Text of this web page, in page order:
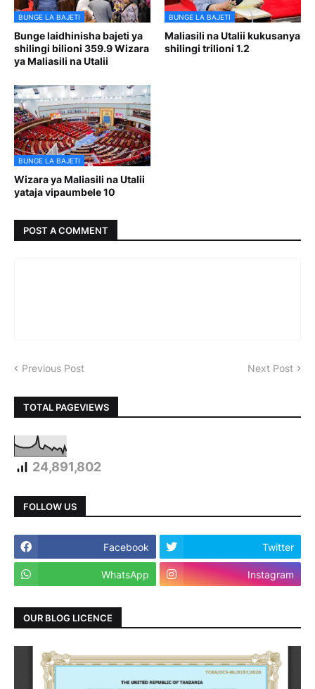
BUNGE LA BAJETI
Bunge laidhinisha bajeti ya
shilingi bilioni 359.9 Wizara
ya Maliasili na Utalii
BUNGE LA BAJETI
Maliasili na Utalii kukusanya
shilingi trilioni 1.2
BUNGE LA BAJETI
Wizara ya Maliasili na Utalii
yataja vipaumbele 10
POST A COMMENT
Previous Post Next Post
TOTAL PAGEVIEWS
24,891,802
FOLLOW US
Facebook Twitter
WhatsApp Instagram
OUR BLOG LICENCE